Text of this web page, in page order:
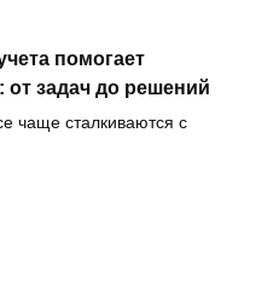
помогает
от задач до решений
чаще сталкиваются с